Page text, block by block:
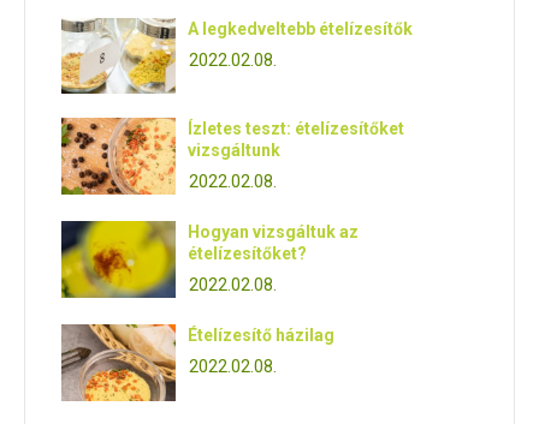
A legkedveltebb ételízesítők
2022.02.08.
Ízletes teszt: ételízesítőket
vizsgáltunk
2022.02.08.
Hogyan vizsgáltuk az
ételízesítőket?
2022.02.08.
Ételízesítő házilag
2022.02.08.